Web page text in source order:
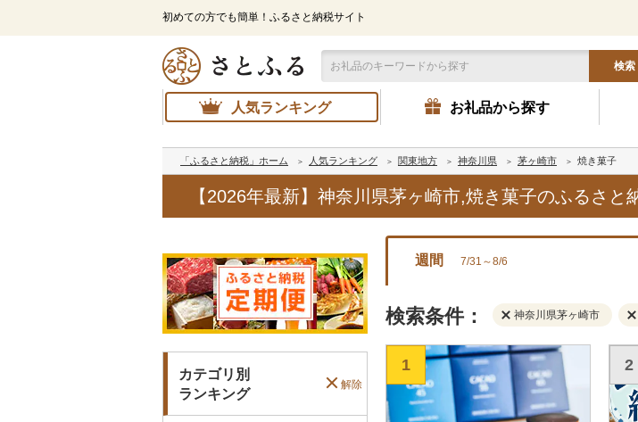
初めての方でも簡単！ふるさと納税サイト
検索
人気ランキング お礼品から探す
「ふるさと納税」ホーム 人気ランキング 関東地方 神奈川県 茅ヶ崎市 焼き菓子
【2026年最新】神奈川県茅ヶ崎市,焼き菓子のふるさと
カテゴリ別
ランキング
解除
週間 7/31～8/6
検索条件： 神奈川県茅ヶ崎市
1 2